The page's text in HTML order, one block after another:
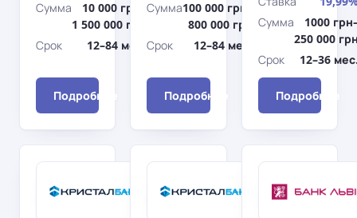
Сумма
10 000 грн–
1 500 000 грн
Срок
12–84 мес.
Подробнее
Сумма100 000 грн–
800 000 грн
Срок
12–84 мес.
Подробнее
Сумма
1000
250 000
Срок
12–36
Подробнее
Авто
Стандарт
Авто
Стандарт